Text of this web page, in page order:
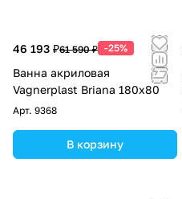
46 193 ₽61 590 ₽ -25%
Ванна акриловая
Vagnerplast Briana 180х80
Арт. 9368
В корзину